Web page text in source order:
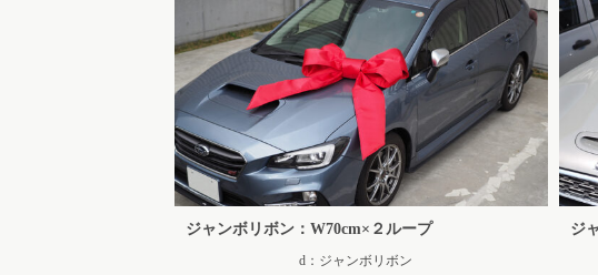
ジャンボリボン：W70cm×２ループ
d：ジャンボリボン
ジ